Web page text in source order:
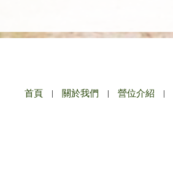
首頁 | 關於我們 | 營位介紹 |